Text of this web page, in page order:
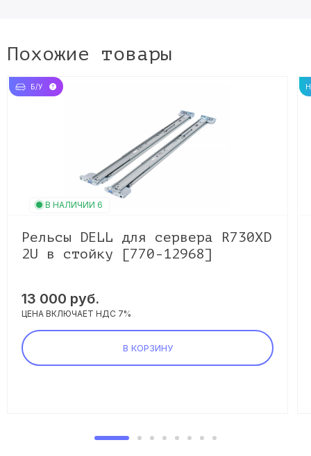
Похожие товары
Б/У
В НАЛИЧИИ 6
Рельсы DELL для сервера R730XD
2U в стойку [770-12968]
13 000 руб.
ЦЕНА ВКЛЮЧАЕТ НДС 7%
В КОРЗИНУ